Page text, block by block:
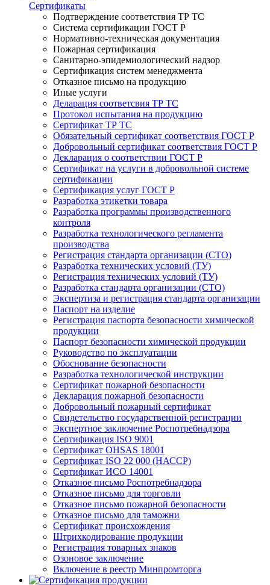
Сертификаты
Подтверждение соответствия ТР ТС
Система сертификации ГОСТ Р
Нормативно-техническая документация
Пожарная сертификация
Санитарно-эпидемиологический надзор
Сертификация систем менеджмента
Отказное письмо на продукцию
Иные услуги
Деларация соответсвия ТР ТС
Протокол испытания на продукцию
Сертификат ТР ТС
Обязательный сертификат соответствия ГОСТ Р
Добровольный сертификат соответствия ГОСТ Р
Декларация о соответствии ГОСТ Р
Сертификат на услуги в добровольной системе
сертификации
Сертификация услуг ГОСТ Р
Разработка этикетки товара
Разработка программы производственного
контроля
Разработка технологического регламента
производства
Регистрация стандарта организации (СТО)
Разработка технических условий (ТУ)
Регистрация технических условий (ТУ)
Разработка стандарта организации (СТО)
Экспертиза и регистрация стандарта организации
Паспорт на изделие
Регистрация паспорта безопасности химической
продукции
Паспорт безопасности химической продукции
Руководство по эксплуатации
Обоснование безопасности
Разработка технологической инструкции
Сертификат пожарной безопасности
Декларация пожарной безопасности
Добровольный пожарный сертификат
Свидетельство государственной регистрации
Экспертное заключение Роспотребнадзора
Сертификация ISO 9001
Сертификат OHSAS 18001
Сертификат ISO 22 000 (НАССР)
Сертификат ИСО 14001
Отказное письмо Роспотребнадзора
Отказное письмо для торговли
Отказное письмо пожарной безопасности
Отказное письмо для таможни
Сертификат происхождения
Штрихкодирование продукции
Регистрация товарных знаков
Озоновое заключение
Включение в реестр Минпромторга